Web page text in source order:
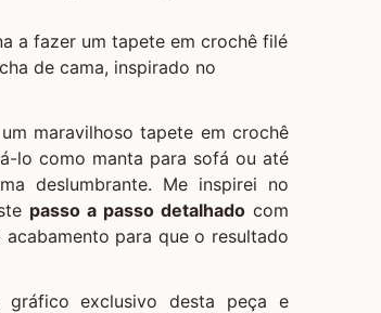
a fazer um tapete em crochê filé
de cama, inspirado no
maravilhoso tapete em crochê
lo como manta para sofá ou até
deslumbrante. Me inspirei no
passo a passo detalhado com
para que o resultado
exclusivo desta peça e